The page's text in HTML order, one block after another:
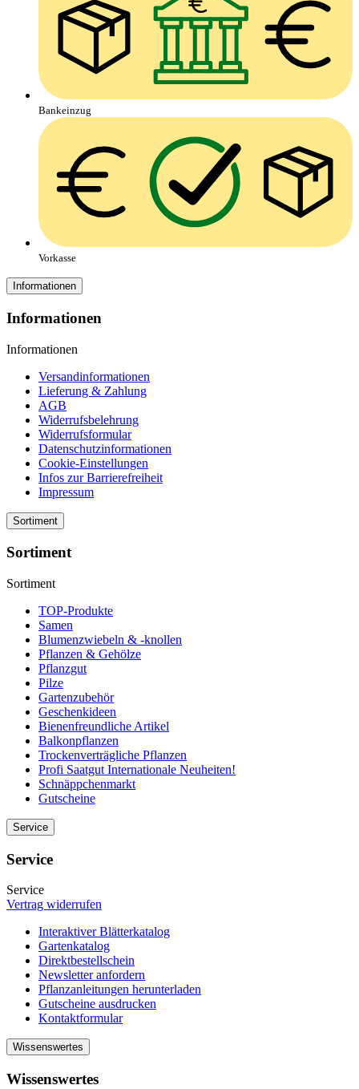
Bankeinzug
Vorkasse
Informationen
Informationen
Informationen
Versandinformationen
Lieferung & Zahlung
AGB
Widerrufsbelehrung
Widerrufsformular
Datenschutzinformationen
Cookie-Einstellungen
Infos zur Barrierefreiheit
Impressum
Sortiment
Sortiment
Sortiment
TOP-Produkte
Samen
Blumenzwiebeln & -knollen
Pflanzen & Gehölze
Pflanzgut
Pilze
Gartenzubehör
Geschenkideen
Bienenfreundliche Artikel
Balkonpflanzen
Trockenverträgliche Pflanzen
Profi Saatgut Internationale Neuheiten!
Schnäppchenmarkt
Gutscheine
Service
Service
Service
Vertrag widerrufen
Interaktiver Blätterkatalog
Gartenkatalog
Direktbestellschein
Newsletter anfordern
Pflanzanleitungen herunterladen
Gutscheine ausdrucken
Kontaktformular
Wissenswertes
Wissenswertes